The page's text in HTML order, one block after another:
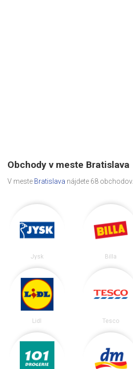
Obchody v meste Bratislava
V meste Bratislava nájdete 68 obchodov.
Jysk Billa
Lidl Tesco